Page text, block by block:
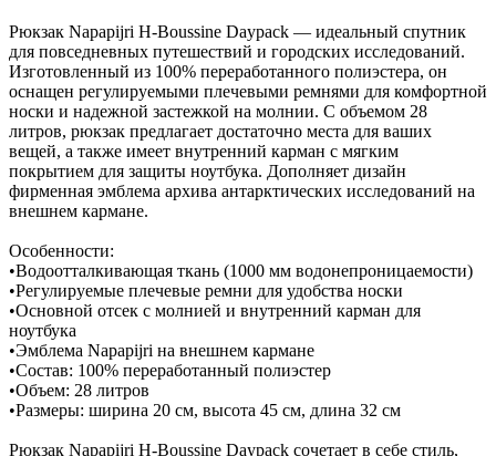
Рюкзак Napapijri H-Boussine Daypack — идеальный спутник
для повседневных путешествий и городских исследований.
Изготовленный из 100% переработанного полиэстера, он
оснащен регулируемыми плечевыми ремнями для комфортной
носки и надежной застежкой на молнии. С объемом 28
литров, рюкзак предлагает достаточно места для ваших
вещей, а также имеет внутренний карман с мягким
покрытием для защиты ноутбука. Дополняет дизайн
фирменная эмблема архива антарктических исследований на
внешнем кармане.
Особенности:
•Водоотталкивающая ткань (1000 мм водонепроницаемости)
•Регулируемые плечевые ремни для удобства носки
•Основной отсек с молнией и внутренний карман для
ноутбука
•Эмблема Napapijri на внешнем кармане
•Состав: 100% переработанный полиэстер
•Объем: 28 литров
•Размеры: ширина 20 см, высота 45 см, длина 32 см
Рюкзак Napapijri H-Boussine Daypack сочетает в себе стиль,